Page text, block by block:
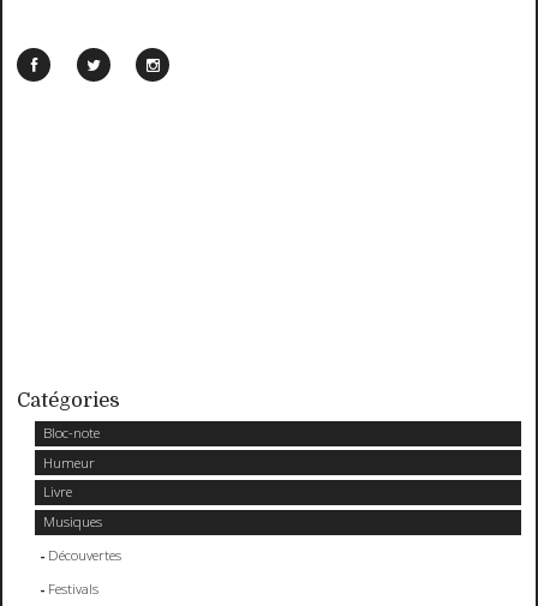
Catégories
Bloc-note
Humeur
Livre
Musiques
Découvertes
Festivals